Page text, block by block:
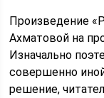
Произведение
Ахматовой на
Изначально
совершенно
решение,